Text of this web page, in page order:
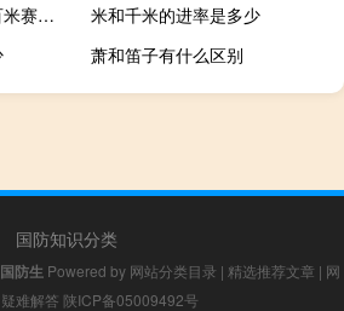
百米赛跑的歇后语（百米赛跑歇后语）
米和千米的进率是多少
萧和笛子有什么区别
国防知识分类
防生 Powered by 网站分类目录 | 精选推荐文章 | 网
疑难解答 陕ICP备05009492号